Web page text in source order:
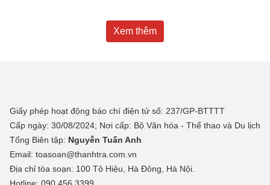
Xem thêm
Giấy phép hoạt động báo chí điện tử số: 237/GP-BTTTT
Cấp ngày: 30/08/2024; Nơi cấp: Bộ Văn hóa - Thể thao và Du lịch
Tổng Biên tập: Nguyễn Tuấn Anh
Email: toasoan@thanhtra.com.vn
Địa chỉ tòa soạn: 100 Tô Hiệu, Hà Đông, Hà Nội.